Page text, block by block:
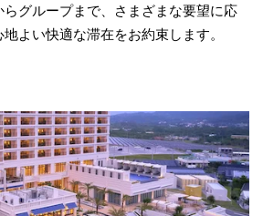
グループまで、さまざまな要望に応
よい快適な滞在をお約束します。